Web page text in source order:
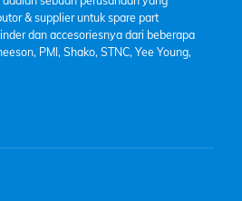
& supplier untuk spare part
dan accesoriesnya dari beberapa
PMI, Shako, STNC, Yee Young,